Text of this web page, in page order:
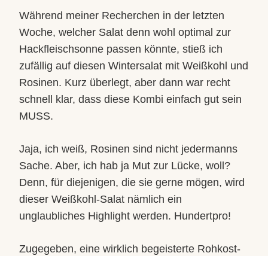
Während meiner Recherchen in der letzten
Woche, welcher Salat denn wohl optimal zur
Hackfleischsonne passen könnte, stieß ich
zufällig auf diesen Wintersalat mit Weißkohl und
Rosinen. Kurz überlegt, aber dann war recht
schnell klar, dass diese Kombi einfach gut sein
MUSS.
Jaja, ich weiß, Rosinen sind nicht jedermanns
Sache. Aber, ich hab ja Mut zur Lücke, woll?
Denn, für diejenigen, die sie gerne mögen, wird
dieser Weißkohl-Salat nämlich ein
unglaubliches Highlight werden. Hundertpro!
Zugegeben, eine wirklich begeisterte Rohkost-